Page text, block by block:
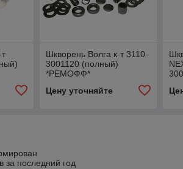
Шкворень Волга к-т 3110-
3001120 (полный)
*РЕМОФФ*
Цену уточняйте
за последний год